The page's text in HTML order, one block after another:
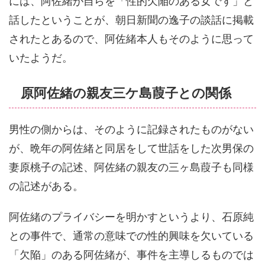
話したということが、朝日新聞の逸子の談話に掲載
されたとあるので、阿佐緒本人もそのように思って
いたようだ。
原阿佐緒の親友三ケ島葭子との関係
男性の側からは、そのように記録されたものがない
が、晩年の阿佐緒と同居をして世話をした次男保の
妻原桃子の記述、阿佐緒の親友の三ヶ島葭子も同様
の記述がある。
阿佐緒のプライバシーを明かすというより、石原純
との事件で、通常の意味での性的興味を欠いている
「欠陥」のある阿佐緒が、事件を主導しるものでは